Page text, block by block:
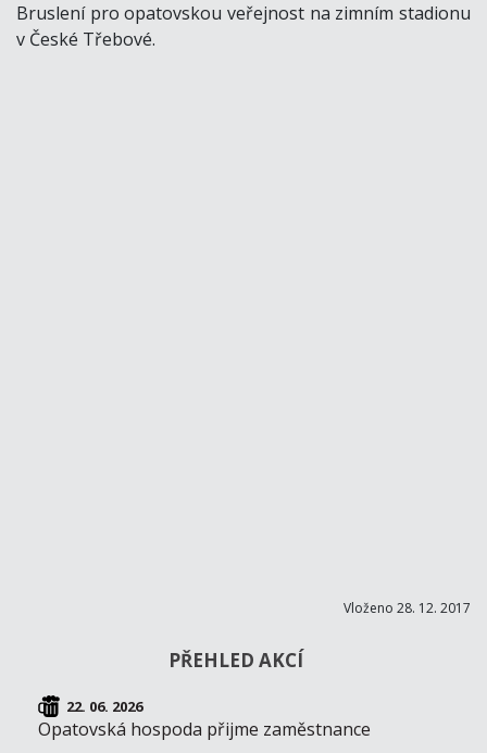
Bruslení pro opatovskou veřejnost na zimním stadionu
v České Třebové.
Vloženo 28. 12. 2017
PŘEHLED AKCÍ
22. 06. 2026
Opatovská hospoda přijme zaměstnance